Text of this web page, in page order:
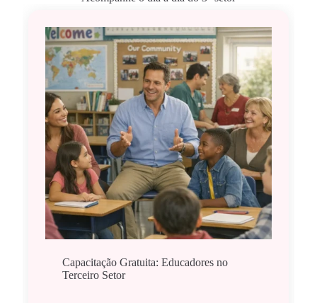
Capacitação Gratuita: Educadores no
Terceiro Setor